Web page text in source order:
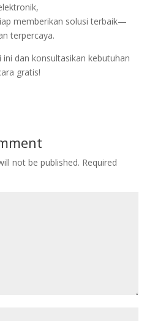
memberikan solusi terbaik—
terpercaya.
ini dan konsultasikan kebutuhan
gratis!
not be published. Required